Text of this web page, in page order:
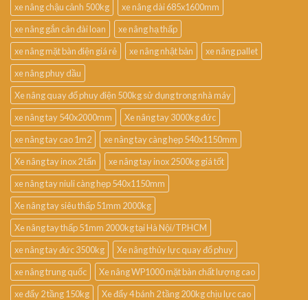
xe nâng chậu cảnh 500kg
xe nâng dài 685x1600mm
xe nâng gắn cân đài loan
xe nâng hạ thấp
xe nâng mặt bàn điện giá rẻ
xe nâng nhật bản
xe nâng pallet
xe nâng phuy dầu
Xe nâng quay đổ phuy điện 500kg sử dụng trong nhà máy
xe nâng tay 540x2000mm
Xe nâng tay 3000kg đức
xe nâng tay cao 1m2
xe nâng tay càng hẹp 540x1150mm
Xe nâng tay inox 2 tấn
xe nâng tay inox 2500kg giá tốt
xe nâng tay niuli càng hẹp 540x1150mm
Xe nâng tay siêu thấp 51mm 2000kg
Xe nâng tay thấp 51mm 2000kg tại Hà Nội/TP.HCM
xe nâng tay đức 3500kg
Xe nâng thủy lực quay đổ phuy
xe nâng trung quốc
Xe nâng WP1000 mặt bàn chất lượng cao
xe đẩy 2 tầng 150kg
Xe đẩy 4 bánh 2 tầng 200kg chịu lực cao